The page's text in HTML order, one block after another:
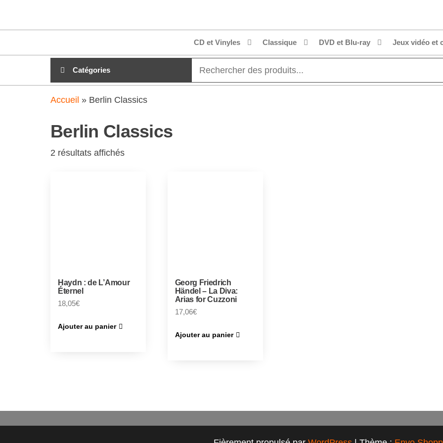
clubdial.fr
CD et Vinyles Classique DVD et Blu-ray Jeux vidéo et
Catégories
Accueil » Berlin Classics
Berlin Classics
2 résultats affichés
Haydn : de L’Amour
Éternel
18,05€
Ajouter au panier
Georg Friedrich
Händel – La Diva:
Arias for Cuzzoni
17,06€
Ajouter au panier